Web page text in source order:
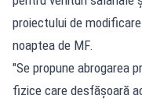
proiectului de
noaptea de MF.
"Se propune abrogarea
fizice care desfăşoară